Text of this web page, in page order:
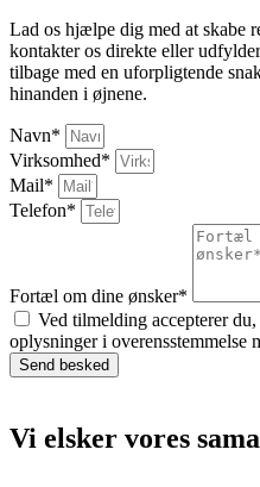
Lad os hjælpe dig med at skabe
kontakter os direkte eller
tilbage med en uforpligtende
hinanden i øjnene.
Navn*
Virksomhed*
Mail*
Telefon*
Fortæl om dine ønsker*
Ved tilmelding accepterer
oplysninger i overensstemmelse
Send besked
Vi elsker vores